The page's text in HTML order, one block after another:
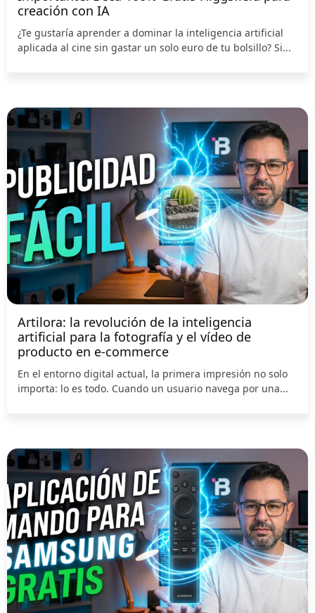
creación con IA
¿Te gustaría aprender a dominar la inteligencia artificial
aplicada al cine sin gastar un solo euro de tu bolsillo? Si...
Artilora: la revolución de la inteligencia
artificial para la fotografía y el vídeo de
producto en e-commerce
En el entorno digital actual, la primera impresión no solo
importa: lo es todo. Cuando un usuario navega por una...